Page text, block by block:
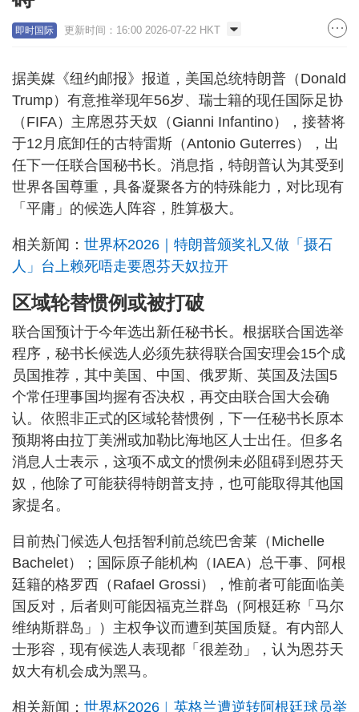
即时国际 更新时间：16:00 2026-07-22 HKT
据美媒《纽约邮报》报道，美国总统特朗普（Donald
Trump）有意推举现年56岁、瑞士籍的现任国际足协
（FIFA）主席恩芬天奴（Gianni Infantino），接替将
于12月底卸任的古特雷斯（Antonio Guterres），出
任下一任联合国秘书长。消息指，特朗普认为其受到
世界各国尊重，具备凝聚各方的特殊能力，对比现有
「平庸」的候选人阵容，胜算极大。
相关新闻： 世界杯2026｜特朗普颁奖礼又做「摄石
人」台上赖死唔走要恩芬天奴拉开
区域轮替惯例或被打破
联合国预计于今年选出新任秘书长。根据联合国选举
程序，秘书长候选人必须先获得联合国安理会15个成
员国推荐，其中美国、中国、俄罗斯、英国及法国5
个常任理事国均握有否决权，再交由联合国大会确
认。依照非正式的区域轮替惯例，下一任秘书长原本
预期将由拉丁美洲或加勒比海地区人士出任。但多名
消息人士表示，这项不成文的惯例未必阻碍到恩芬天
奴，他除了可能获得特朗普支持，也可能取得其他国
家提名。
目前热门候选人包括智利前总统巴舍莱（Michelle
Bachelet）；国际原子能机构（IAEA）总干事、阿根
廷籍的格罗西（Rafael Grossi），惟前者可能面临美
国反对，后者则可能因福克兰群岛（阿根廷称「马尔
维纳斯群岛」）主权争议而遭到英国质疑。有内部人
士形容，现有候选人表现都「很差劲」，认为恩芬天
奴大有机会成为黑马。
相关新闻： 世界杯2026︱英格兰遭逆转阿根廷球员举